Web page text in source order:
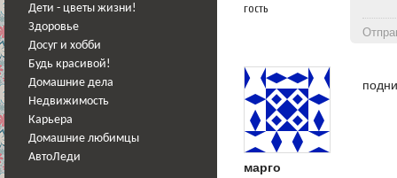
Дети - цветы жизни!
Здоровье
Досуг и хобби
Будь красивой!
Домашние дела
Недвижимость
Карьера
Домашние любимцы
АвтоЛеди
гость
марго